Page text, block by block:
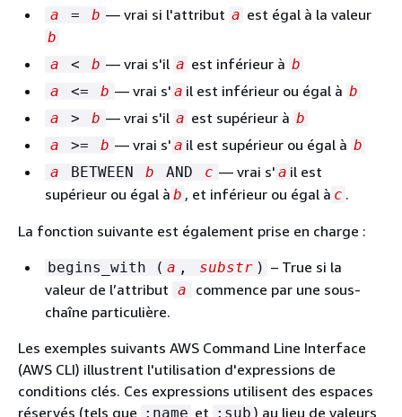
a = b — vrai si l'attribut a est égal à la valeur
b
a
< b — vrai s'il a est inférieur à b
a
<= b — vrai s' a il est inférieur ou égal à b
a
> b — vrai s'il a est supérieur à b
a
>= b — vrai s' a il est supérieur ou égal à b
a
BETWEEN b AND c — vrai s' a il est
supérieur ou égal à b , et inférieur ou égal à c .
La fonction suivante est également prise en charge :
begins_with ( a , substr ) – True si la
valeur de l’attribut a
commence par une sous-
chaîne particulière.
Les exemples suivants AWS Command Line Interface
(AWS CLI) illustrent l'utilisation d'expressions de
conditions clés. Ces expressions utilisent des espaces
réservés (tels que :name et :sub ) au lieu de valeurs